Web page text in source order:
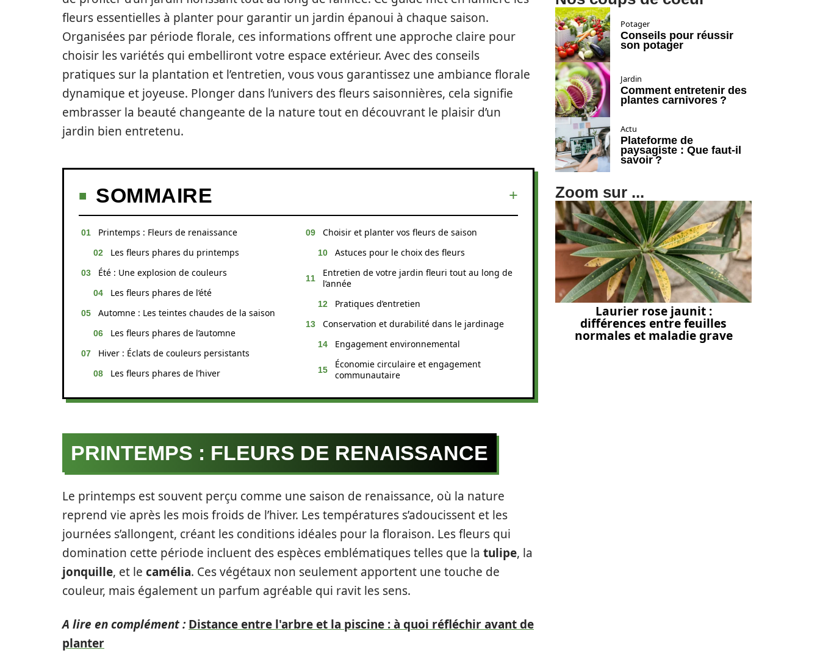
fleurs essentielles à planter pour garantir un jardin épanoui à chaque saison.
Organisées par période florale, ces informations offrent une approche claire pour
choisir les variétés qui embelliront votre espace extérieur. Avec des conseils
pratiques sur la plantation et l’entretien, vous vous garantissez une ambiance florale
dynamique et joyeuse. Plonger dans l’univers des fleurs saisonnières, cela signifie
embrasser la beauté changeante de la nature tout en découvrant le plaisir d’un
jardin bien entretenu.
SOMMAIRE
Printemps : Fleurs de renaissance
Les fleurs phares du printemps
Été : Une explosion de couleurs
Les fleurs phares de l’été
Automne : Les teintes chaudes de la saison
Les fleurs phares de l’automne
Hiver : Éclats de couleurs persistants
Les fleurs phares de l’hiver
Choisir et planter vos fleurs de saison
Astuces pour le choix des fleurs
Entretien de votre jardin fleuri tout au long de
l’année
Pratiques d’entretien
Conservation et durabilité dans le jardinage
Engagement environnemental
Économie circulaire et engagement
communautaire
PRINTEMPS : FLEURS DE RENAISSANCE
Le printemps est souvent perçu comme une saison de renaissance, où la nature
reprend vie après les mois froids de l’hiver. Les températures s’adoucissent et les
journées s’allongent, créant les conditions idéales pour la floraison. Les fleurs qui
domination cette période incluent des espèces emblématiques telles que la tulipe, la
jonquille, et le camélia. Ces végétaux non seulement apportent une touche de
couleur, mais également un parfum agréable qui ravit les sens.
A lire en complément : Distance entre l'arbre et la piscine : à quoi réfléchir avant de
planter
Potager
Conseils pour réussir
son potager
Jardin
Comment entretenir des
plantes carnivores ?
Actu
Plateforme de
paysagiste : Que faut-il
savoir ?
Zoom sur ...
Laurier rose jaunit :
différences entre feuilles
normales et maladie grave